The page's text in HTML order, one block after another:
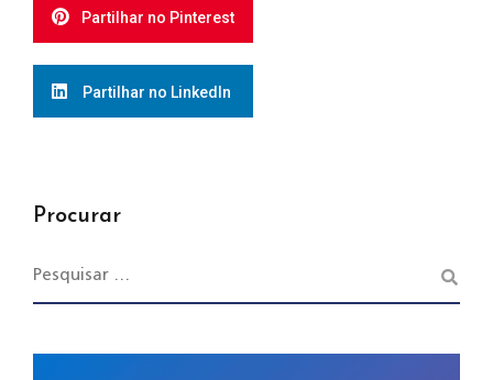
Partilhar no Pinterest
Partilhar no LinkedIn
Procurar